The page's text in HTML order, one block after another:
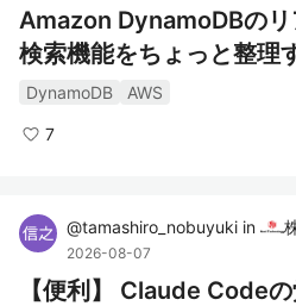
Amazon DynamoDBの
検索機能をちょっと整理
DynamoDB AWS
7
@tamashiro_nobuyuki in
2026-08-07
【便利】 Claude Code